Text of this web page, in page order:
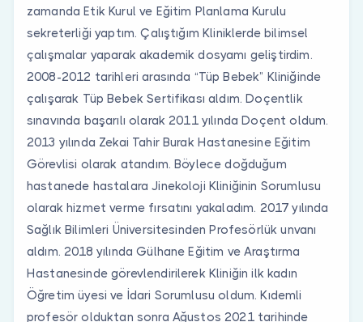
zamanda Etik Kurul ve Eğitim Planlama Kurulu
sekreterliği yaptım. Çalıştığım Kliniklerde bilimsel
çalışmalar yaparak akademik dosyamı geliştirdim.
2008-2012 tarihleri arasında “Tüp Bebek” Kliniğinde
çalışarak Tüp Bebek Sertifikası aldım. Doçentlik
sınavında başarılı olarak 2011 yılında Doçent oldum.
2013 yılında Zekai Tahir Burak Hastanesine Eğitim
Görevlisi olarak atandım. Böylece doğduğum
hastanede hastalara Jinekoloji Kliniğinin Sorumlusu
olarak hizmet verme fırsatını yakaladım. 2017 yılında
Sağlık Bilimleri Üniversitesinden Profesörlük unvanı
aldım. 2018 yılında Gülhane Eğitim ve Araştırma
Hastanesinde görevlendirilerek Kliniğin ilk kadın
Öğretim üyesi ve İdari Sorumlusu oldum. Kıdemli
profesör olduktan sonra Ağustos 2021 tarihinde